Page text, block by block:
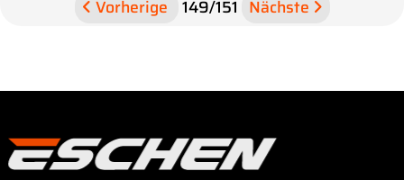
Vorherige
149/151 Nächste